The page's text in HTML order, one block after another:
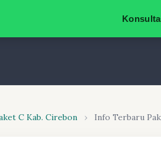
C Kab. Cirebon › Info Terbaru